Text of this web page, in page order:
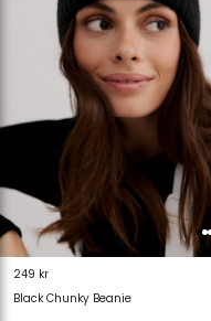
Black Chunky Beanie
249 kr